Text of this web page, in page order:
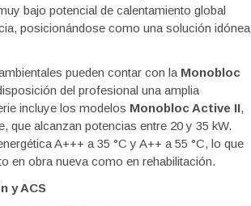
bajo potencial de calentamiento global
posicionándose como una solución idónea
pueden contar con la Monobloc
del profesional una amplia
incluye los modelos Monobloc Active II,
que alcanzan potencias entre 20 y 35 kW.
A+++ a 35 °C y A++ a 55 °C, lo que
en obra nueva como en rehabilitación.
y ACS